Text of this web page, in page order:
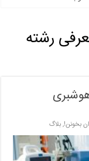
رشته
بخونن!,بلاگ